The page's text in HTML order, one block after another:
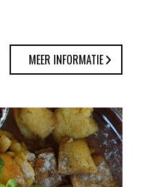
MEER INFORMATIE